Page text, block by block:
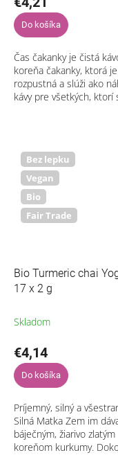
Do košíka
Čas čakanky je čistá
koreňa čakanky, ktorá
rozpustná a slúži ako
kávy pre všetkých, ktorí
Bez lepku
Vegan
Bio
Fair Trade
Bio Turmeric chai
17 x 2 g
Skladom
€4,14
Do košíka
Príjemný, silný a
Silná Matka Zem im
báječným, žiarivo zlatým
koreňom kurkumy.